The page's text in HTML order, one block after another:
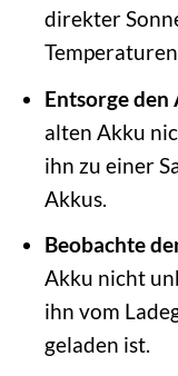
direkter
Entsorge den
alten Akku
ihn zu einer
Akkus.
Beobachte
Akku nicht
ihn vom
geladen ist.